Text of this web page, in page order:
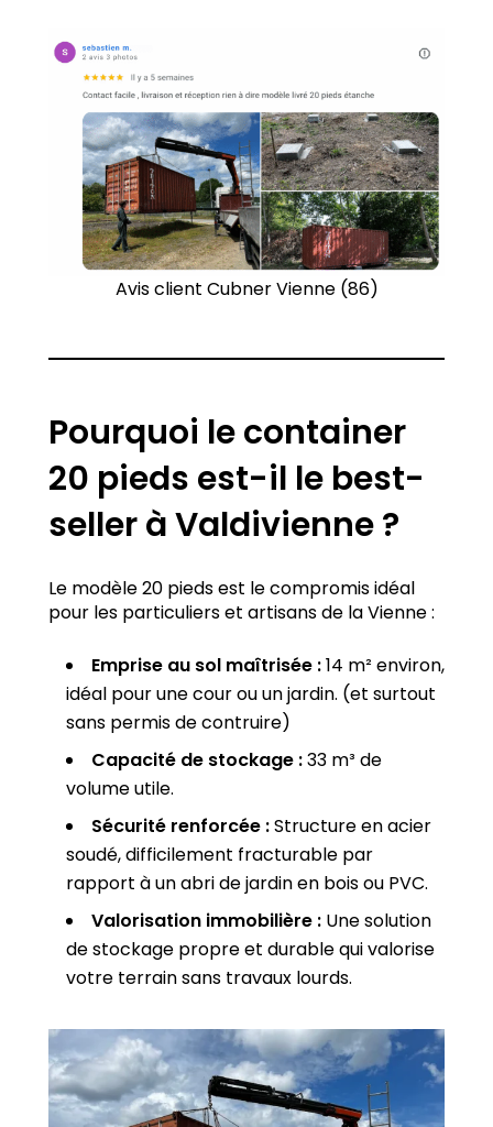
Avis client Cubner Vienne (86)
Pourquoi le container
20 pieds est-il le best-
seller à Valdivienne ?
Le modèle 20 pieds est le compromis idéal
pour les particuliers et artisans de la Vienne :
Emprise au sol maîtrisée :14 m² environ,
idéal pour une cour ou un jardin. (et surtout
sans permis de contruire)
Capacité de stockage :33 m³ de
volume utile.
Sécurité renforcée :Structure en acier
soudé, difficilement fracturable par
rapport à un abri de jardin en bois ou PVC.
Valorisation immobilière :Une solution
de stockage propre et durable qui valorise
votre terrain sans travaux lourds.